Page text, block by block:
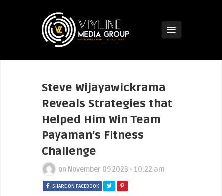
Steve Wijayawickrama
Reveals Strategies that
Helped Him Win Team
Payaman’s Fitness
Challenge
on November 09 2023 - 10:22 am
SHARE ON FACEBOOK